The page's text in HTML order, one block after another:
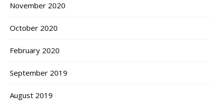
November 2020
October 2020
February 2020
September 2019
August 2019